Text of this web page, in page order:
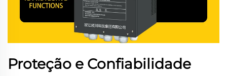
Proteção e Confiabilidade